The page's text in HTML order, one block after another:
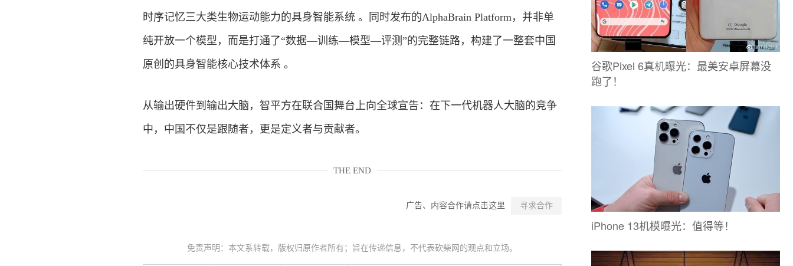
时序记忆三大类生物运动能力的具身智能系统 。同时发布的AlphaBrain Platform，并非单
纯开放一个模型，而是打通了“数据—训练—模型—评测”的完整链路，构建了一整套中国
原创的具身智能核心技术体系 。
从输出硬件到输出大脑，智平方在联合国舞台上向全球宣告：在下一代机器人大脑的竞争
中，中国不仅是跟随者，更是定义者与贡献者。
THE END
广告、内容合作请点击这里 寻求合作
免责声明：本文系转载，版权归原作者所有；旨在传递信息，不代表砍柴网的观点和立场。
谷歌Pixel 6真机曝光：最美安卓屏幕没
跑了！
iPhone 13机模曝光：值得等！